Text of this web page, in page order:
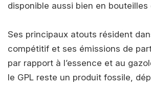
disponible aussi bien en bouteilles
Ses principaux atouts résident
compétitif et ses émissions de
par rapport à l’essence et au
le GPL reste un produit fossile,